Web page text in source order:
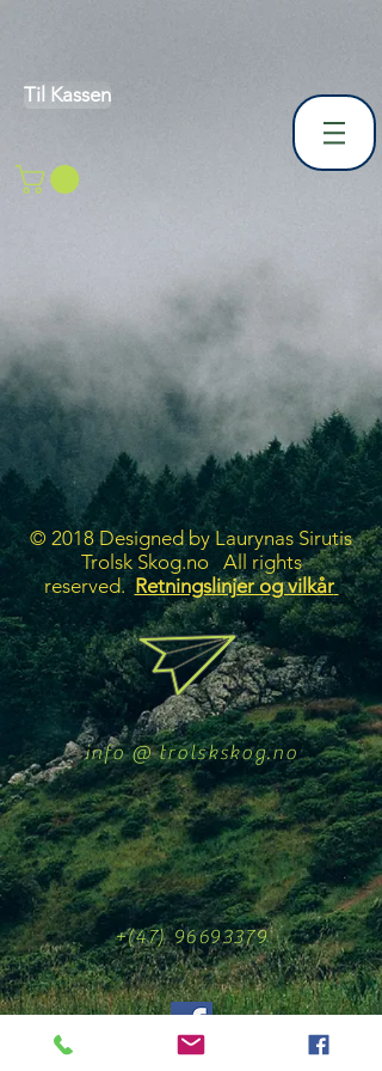
Til Kassen
© 2018 Designed by Laurynas Sirutis
Trolsk Skog.no All rights
reserved. Retningslinjer og vilkår
info @ trolskskog.no
+(47)96693379
finn oss på facebook